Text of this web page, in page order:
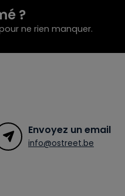
?
ne rien manquer.
Envoyez un email
info@ostreet.be